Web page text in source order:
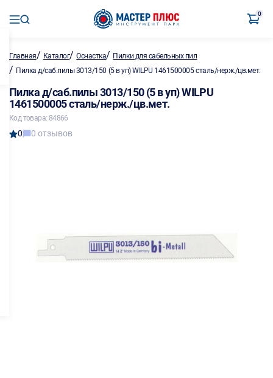
0
Главная/ Каталог/Оснастка/ Пилки для сабельных пил
/ Пилка д/саб.пилы 3013/150 (5 в уп) WILPU 1461500005 сталь/нерж./цв.мет.
Пилка д/саб.пилы 3013/150 (5 в уп) WILPU
1461500005 сталь/нерж./цв.мет.
Код товара: 84866
0 0 отзывов